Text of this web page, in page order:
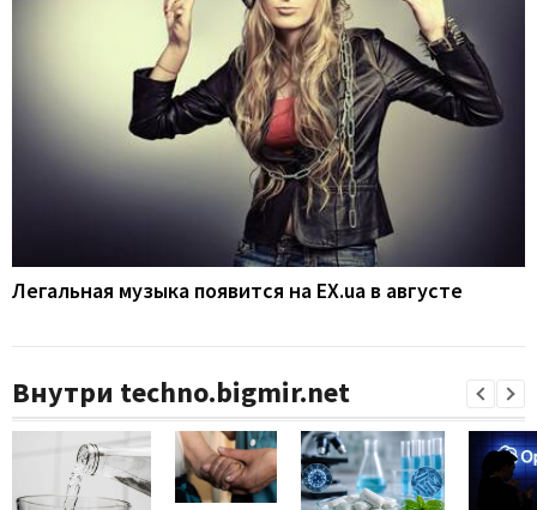
Легальная музыка появится на EX.ua в августе
Внутри techno.bigmir.net